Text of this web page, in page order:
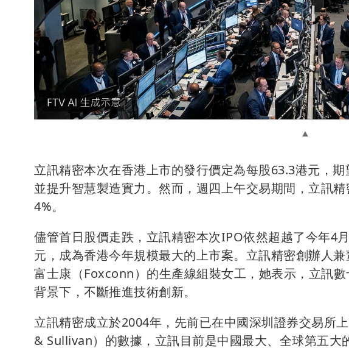
立訊精密本次在香港上市的發行價定為每股63.3港元，
並提升智慧製造實力。然而，週四上午交易期間，立訊
4%。
儘管首日股價走跌，立訊精密本次IPO依然超越了今年4
元，成為香港今年規模最大的上市案。立訊精密創辦人
富士康（Foxconn）的生產線組裝女工，她表示，立訊
背景下，不斷推進技術創新。
立訊精密成立於2004年，先前已在中國深圳證券交易所
& Sullivan）的數據，立訊目前是中國最大、全球第五大